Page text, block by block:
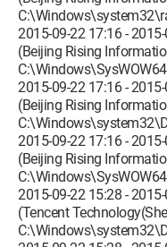
2015-09-22 17:16 -
(Beijing Rising
2015-09-22 17:16 -
(Beijing Rising
2015-09-22 17:16 -
(Beijing Rising
2015-09-22 15:28 - 2015-
(Tencent